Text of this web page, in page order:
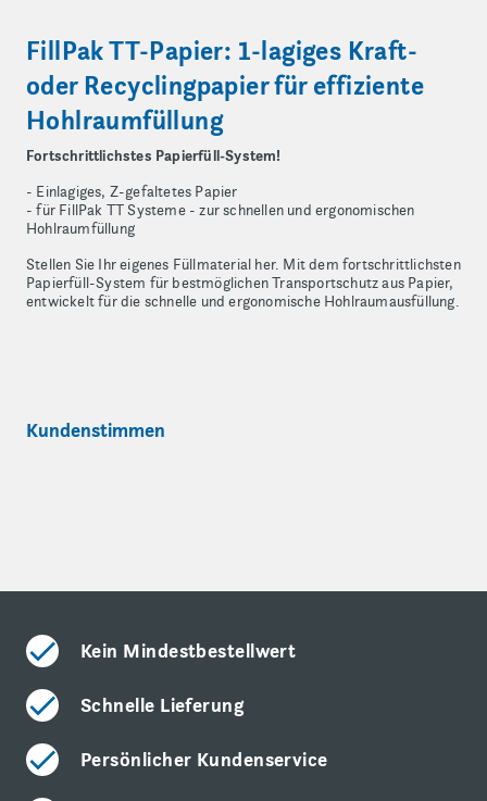
FillPak TT-Papier: 1-lagiges Kraft-
oder Recyclingpapier für effiziente
Hohlraumfüllung
Fortschrittlichstes Papierfüll-System!
- Einlagiges, Z-gefaltetes Papier
- für FillPak TT Systeme - zur schnellen und ergonomischen
Hohlraumfüllung
Stellen Sie Ihr eigenes Füllmaterial her. Mit dem fortschrittlichsten
Papierfüll-System für bestmöglichen Transportschutz aus Papier,
entwickelt für die schnelle und ergonomische Hohlraumausfüllung.
Kundenstimmen
Kein Mindestbestellwert
Schnelle Lieferung
Persönlicher Kundenservice